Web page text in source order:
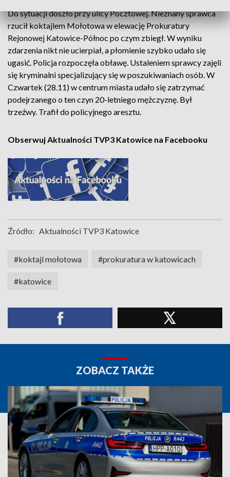
Do sytuacji doszło przy ulicy Pocztowej. Nieznany sprawca
rzucił koktajlem Mołotowa w elewację Prokuratury
Rejonowej Katowice-Północ po czym zbiegł. W wyniku
zdarzenia nikt nie ucierpiał, a płomienie szybko udało się
ugasić. Policja rozpoczęła obławę. Ustaleniem sprawcy zajęli
się kryminalni specjalizujący się w poszukiwaniach osób. W
Czwartek (28.11) w centrum miasta udało się zatrzymać
podejrzanego o ten czyn 20-letniego mężczyznę. Był
trzeźwy. Trafił do policyjnego aresztu.
Obserwuj Aktualności TVP3 Katowice na Facebooku
Źródło: Aktualności TVP3 Katowice
#koktajl mołotowa #prokuratura w katowicach
#katowice
ZOBACZ TAKŻE